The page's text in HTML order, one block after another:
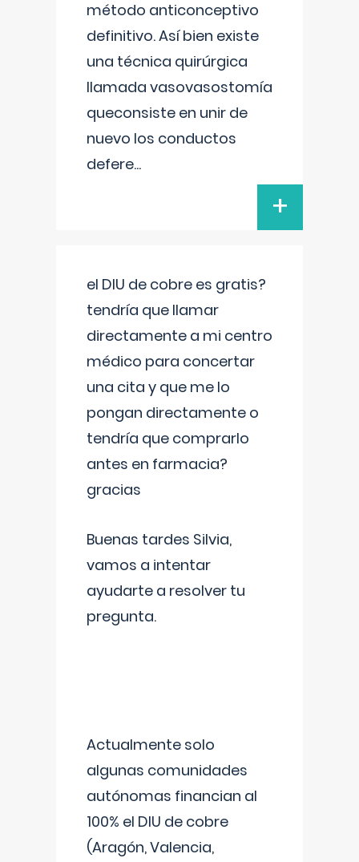
método anticonceptivo
definitivo. Así bien existe
una técnica quirúrgica
llamada vasovasostomía
queconsiste en unir de
nuevo los conductos
defere...
+
el DIU de cobre es gratis?
tendría que llamar
directamente a mi centro
médico para concertar
una cita y que me lo
pongan directamente o
tendría que comprarlo
antes en farmacia?
gracias
Buenas tardes Silvia,
vamos a intentar
ayudarte a resolver tu
pregunta.
Actualmente solo
algunas comunidades
autónomas financian al
100% el DIU de cobre
(Aragón, Valencia,